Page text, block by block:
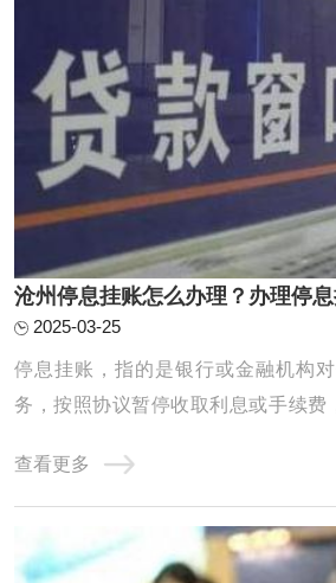
2025-03-25
停息挂账，指的是银行或金融机构
务，按照协议暂停收取利息或手续费
用于债务人遇到经济困难，暂时无法
措施，目的是帮助债务人减轻经济负
内恢复还款能力。停息挂账的办理有
查看更多